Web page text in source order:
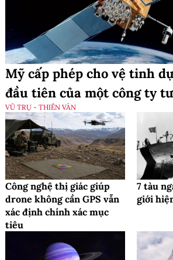
Mỹ cấp phép cho vệ tinh
đầu tiên của một công ty
VŨ TRỤ - THIÊN VĂN
Công nghệ thị giác giúp
drone không cần GPS vẫn
xác định chính xác mục
tiêu
7 tàu
giới